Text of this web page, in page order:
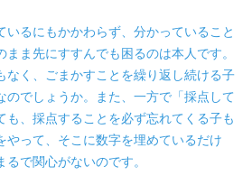
るにもかかわらず、分かっていること
ま先にすすんでも困るのは本人です。
なく、ごまかすことを繰り返し続ける子
のでしょうか。また、一方で「採点して
も、採点することを必ず忘れてくる子も
やって、そこに数字を埋めているだけ
で関心がないのです。